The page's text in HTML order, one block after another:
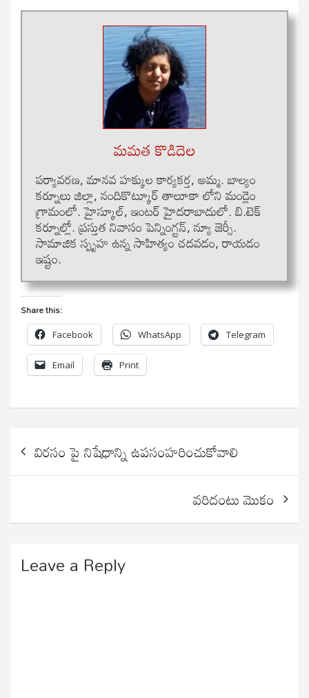
మమత కొడిదెల
పర్యావరణ, మానవ హక్కుల కార్యకర్త, అమ్మ. బాల్యం
కర్నూలు జిల్లా, నందికొట్కూర్ తాలూకా లోని మండ్లెం
గ్రామంలో. హైస్కూల్, ఇంటర్ హైదరాబాదులో. బి.టెక్
కర్నూల్లో. ప్రస్తుత నివాసం పెన్నింగ్టన్, న్యూ జెర్సీ.
సామాజిక స్పృహ ఉన్న సాహిత్యం చదవడం, రాయడం
ఇష్టం.
Share this:
Facebook WhatsApp Telegram
Email Print
navigation
విరసం పై నిషేధాన్ని ఉపసంహరించుకోవాలి
వరిదంటు మొకం
Leave a Reply